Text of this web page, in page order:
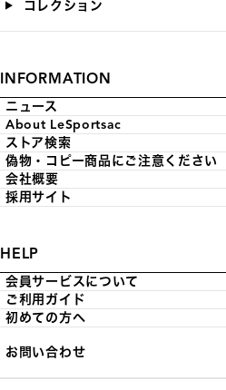
コレクション
INFORMATION
ニュース
About LeSportsac
ストア検索
偽物・コピー商品にご注意ください
会社概要
採用サイト
HELP
会員サービスについて
ご利用ガイド
初めての方へ
お問い合わせ